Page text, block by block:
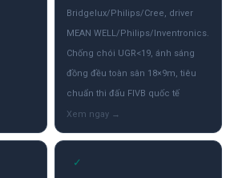
Bridgelux/Philips/Cree, driver
MEAN WELL/Philips/Inventronics.
Chống chói UGR<19, ánh sáng
đồng đều toàn sân 18×9m, tiêu
chuẩn thi đấu FIVB quốc tế
✓